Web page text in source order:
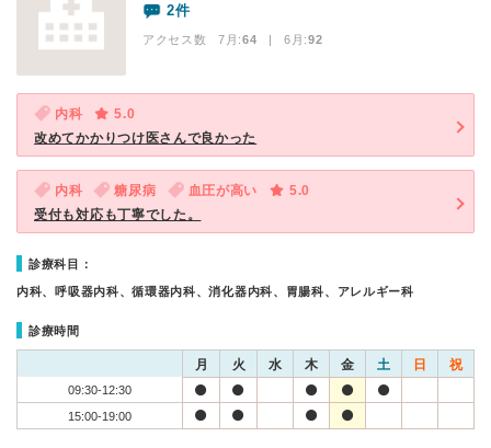
2件
アクセス数 7月:64 | 6月:92
内科
5.0
改めてかかりつけ医さんで良かった
内科 糖尿病 血圧が高い
5.0
受付も対応も丁寧でした。
診療科目：
内科、呼吸器内科、循環器内科、消化器内科、胃腸科、アレルギー科
診療時間
月 火 水 木 金 土 日 祝
09:30-12:30
15:00-19:00